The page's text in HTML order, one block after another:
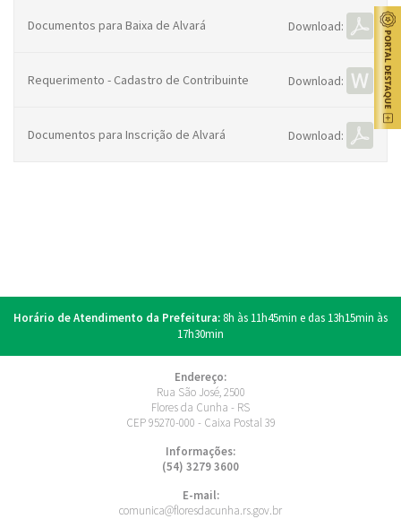
Documentos para Baixa de Alvará Download:
Requerimento - Cadastro de Contribuinte Download:
Documentos para Inscrição de Alvará Download:
Horário de Atendimento da Prefeitura:8h às 11h45min e das 13h15min às
17h30min
Endereço:
Rua São José, 2500
Flores da Cunha - RS
CEP 95270-000 - Caixa Postal 39
Informações:
(54) 3279 3600
E-mail:
comunica@floresdacunha.rs.gov.br